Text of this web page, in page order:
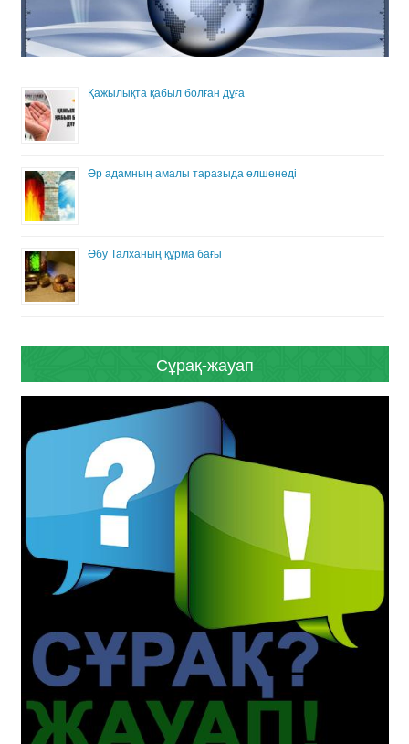
Қажылықта қабыл болған дұға
Әр адамның амалы таразыда өлшенеді
Әбу Талханың құрма бағы
Сұрақ-жауап